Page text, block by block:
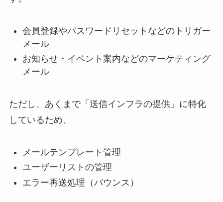
会員登録やパスワードリセットなどのトリガー
メール
お知らせ・イベント案内などのマーケティング
メール
ただし、あくまで「送信インフラの提供」に特化
しているため、
メールテンプレート管理
ユーザーリストの管理
エラー再送処理（バウンス）